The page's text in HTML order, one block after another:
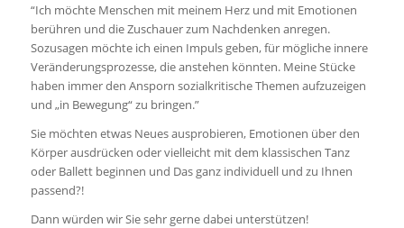
“Ich möchte Menschen mit meinem Herz und mit Emotionen
berühren und die Zuschauer zum Nachdenken anregen.
Sozusagen möchte ich einen Impuls geben, für mögliche innere
Veränderungsprozesse, die anstehen könnten. Meine Stücke
haben immer den Ansporn sozialkritische Themen aufzuzeigen
und „in Bewegung“ zu bringen.”
Sie möchten etwas Neues ausprobieren, Emotionen über den
Körper ausdrücken oder vielleicht mit dem klassischen Tanz
oder Ballett beginnen und Das ganz individuell und zu Ihnen
passend?!
Dann würden wir Sie sehr gerne dabei unterstützen!